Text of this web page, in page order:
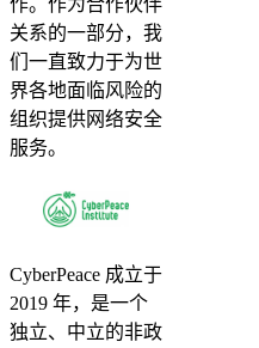
作。作为合作伙伴
关系的一部分，我
们一直致力于为世
界各地面临风险的
组织提供网络安全
服务。
CyberPeace 成立于
2019 年，是一个
独立、中立的非政